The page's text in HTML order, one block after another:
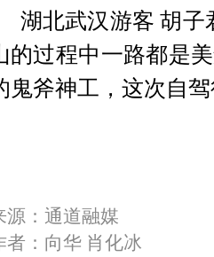
湖北武汉游客 胡子
的过程中一路都是
鬼斧神工，这次自
源：通道融媒
者：向华 肖化冰